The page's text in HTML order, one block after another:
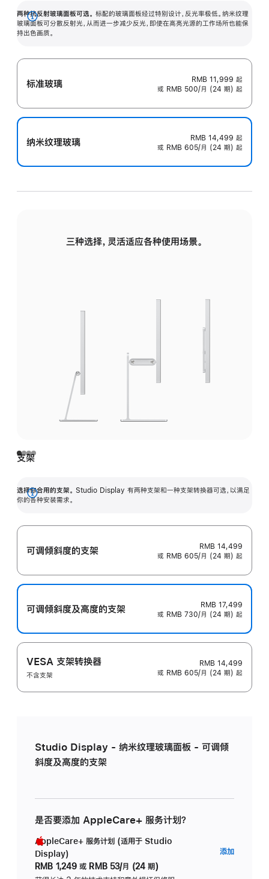
两种抗反射玻璃面板可选。 标配的玻璃面板经过特别设计，反光率极低。纳米纹理
玻璃面板可分散反射光，从而进一步减少反光，即使在高亮光源的工作场所也能保
持出色画质。
展
开
标准玻璃 RMB 11,999 起
或 RMB 500/月 (24 期) 起
纳米纹理玻璃 RMB 14,499 起
或 RMB 605/月 (24 期) 起
三种选择，灵活适应各种使用场景。
支架
选择你合用的支架。 Studio Display 有两种支架和一种支架转换器可选，以满足
你的各种安装需求。
展
可调倾斜度的支架
RMB 14,499
或 RMB 605/月 (24 期) 起
可调倾斜度及高‍度的支‍架
RMB 17,499
或 RMB 730/月 (24 期) 起
VESA 支架转换器
不含支架
RMB 14,499
或 RMB 605/月 (24 期) 起
Studio Display - 纳米纹理玻璃面板 - 可调倾
斜度及高度的支架
是否要添加 AppleCare+ 服务计划？
AppleCare+ 服务计划 (适用于 Studio
Display)
RMB 1,249 或 RMB 53/月 (24 期)
添加